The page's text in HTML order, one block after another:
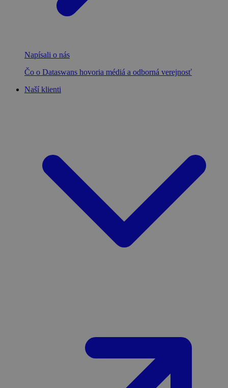
Napísali o nás
Čo o Dataswans hovoria médiá a odborná verejnosť
Naší klienti